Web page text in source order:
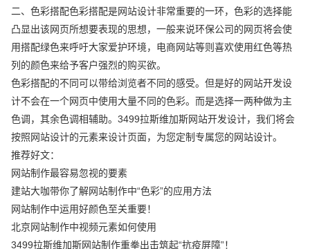
二、色彩搭配色彩搭配是网站设计非常重要的一环，色彩的选择能
凸显出该网页所想要表现的思想，一般来说环保公司的网页将会使
用搭配绿色来呼吁大家爱护环境，电商网站等则喜欢使用红色等热
列的颜色来给予客户强烈的购买欲。
色彩搭配的不同可以带给浏览者不同的感受。但是好的网站开发设
计不会在一个网页中使用大量不同的色彩。而是选择一两种做为主
色调，其余色调相辅助。3499拉斯维加斯网站开发设计，我们将会
按照网站设计的元素来设计页面，为您定制专属您的网站设计。
推荐好文：
网站制作最容易忽视的要素
建站大咖带你了解网站制作中“色彩”的应用方法
网站制作中运用好颜色至关重要！
北京网站制作中视频元素如何使用
3499拉斯维加斯网站制作重拳出击筑起“抗疫屏障”！